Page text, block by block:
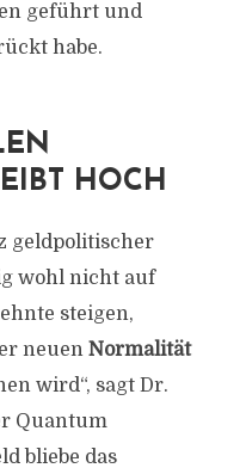
geführt und
habe.
HOCH
geldpolitischer
wohl nicht auf
steigen,
neuen Normalität
wird“, sagt Dr.
Quantum
bliebe das